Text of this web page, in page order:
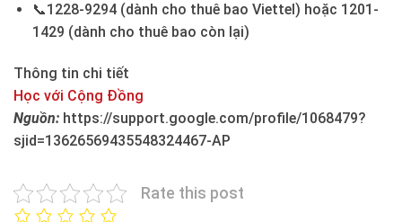
📞1228-9294 (dành cho thuê bao Viettel) hoặc 1201-
1429 (dành cho thuê bao còn lại)
Thông tin chi tiết
Học với Cộng Đồng
Nguồn: https://support.google.com/profile/1068479?
sjid=13626569435548324467-AP
Rate this post